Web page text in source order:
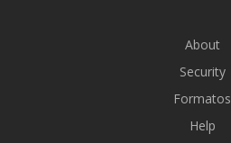
About
Security
Formatos
Help